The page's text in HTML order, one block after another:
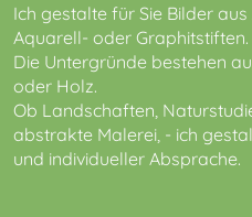
Ich gestalte für Sie Bilder
Aquarell- oder Graphitstiften.
Die Untergründe bestehen
oder Holz.
Ob Landschaften,
abstrakte Malerei, - ich
und individueller Absprache.